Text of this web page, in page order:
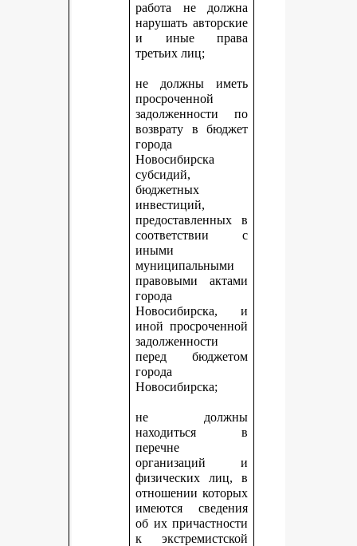
работа не должна
нарушать авторские
и иные права
третьих лиц;
не должны иметь
просроченной
задолженности по
возврату в бюджет
города
Новосибирска
субсидий,
бюджетных
инвестиций,
предоставленных в
соответствии с
иными
муниципальными
правовыми актами
города
Новосибирска, и
иной просроченной
задолженности
перед бюджетом
города
Новосибирска;
не должны
находиться в
перечне
организаций и
физических лиц, в
отношении которых
имеются сведения
об их причастности
к экстремистской